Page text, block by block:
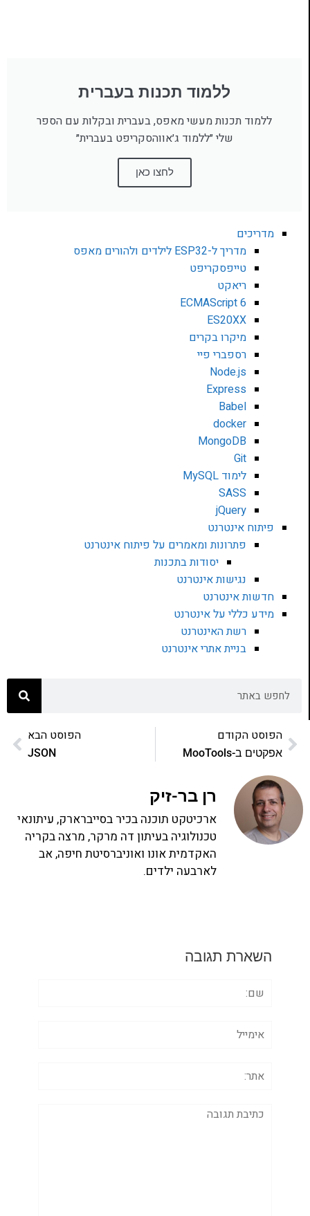
ללמוד תכנות בעברית
ללמוד תכנות מעשי מאפס, בעברית ובקלות עם הספר
שלי ״ללמוד ג׳אווהסקריפט בעברית״
לחצו כאן
מדריכים
מדריך ל-ESP32 לילדים ולהורים מאפס
טייפסקריפט
ריאקט
ECMAScript 6
ES20XX
מיקרו בקרים
רספברי פיי
Node.js
Express
Babel
docker
MongoDB
Git
לימוד MySQL
SASS
jQuery
פיתוח אינטרנט
פתרונות ומאמרים על פיתוח אינטרנט
יסודות בתכנות
נגישות אינטרנט
חדשות אינטרנט
מידע כללי על אינטרנט
רשת האינטרנט
בניית אתרי אינטרנט
הפוסט הקודם
אפקטים ב-MooTools
הפוסט הבא
JSON
רן בר-זיק
ארכיטקט תוכנה בכיר בסייברארק, עיתונאי
טכנולוגיה בעיתון דה מרקר, מרצה בקריה
האקדמית אונו ואוניברסיטת חיפה, אב
לארבעה ילדים.
השארת תגובה
תגובה